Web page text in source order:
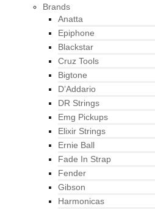
Brands
Anatta
Epiphone
Blackstar
Cruz Tools
Bigtone
D’Addario
DR Strings
Emg Pickups
Elixir Strings
Ernie Ball
Fade In Strap
Fender
Gibson
Harmonicas